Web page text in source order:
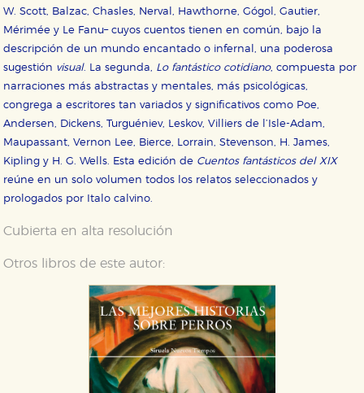
W. Scott, Balzac, Chasles, Nerval, Hawthorne, Gógol, Gautier,
Mérimée y Le Fanu– cuyos cuentos tienen en común, bajo la
descripción de un mundo encantado o infernal, una poderosa
sugestión visual. La segunda, Lo fantástico cotidiano, compuesta por
narraciones más abstractas y mentales, más psicológicas,
congrega a escritores tan variados y significativos como Poe,
Andersen, Dickens, Turguéniev, Leskov, Villiers de l’Isle-Adam,
Maupassant, Vernon Lee, Bierce, Lorrain, Stevenson, H. James,
Kipling y H. G. Wells. Esta edición de Cuentos fantásticos del XIX
reúne en un solo volumen todos los relatos seleccionados y
prologados por Italo calvino.
Cubierta en alta resolución
Otros libros de este autor: